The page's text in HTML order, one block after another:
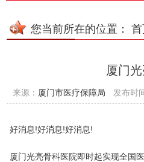
您当前所在的位置： 首
厦门
来源： 厦门市医疗保障局 发布时
好消息!好消息!好消息!
厦门光亮骨科医院即时起实现全国